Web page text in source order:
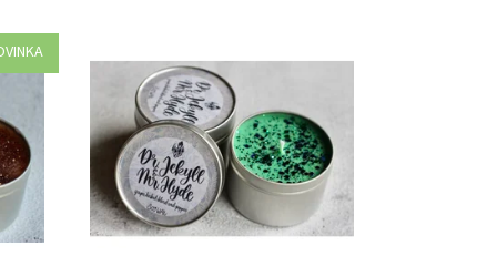
Hrozny, bylinky a pepř.
Dostupnost:
Skladem 1
Kód:
2835